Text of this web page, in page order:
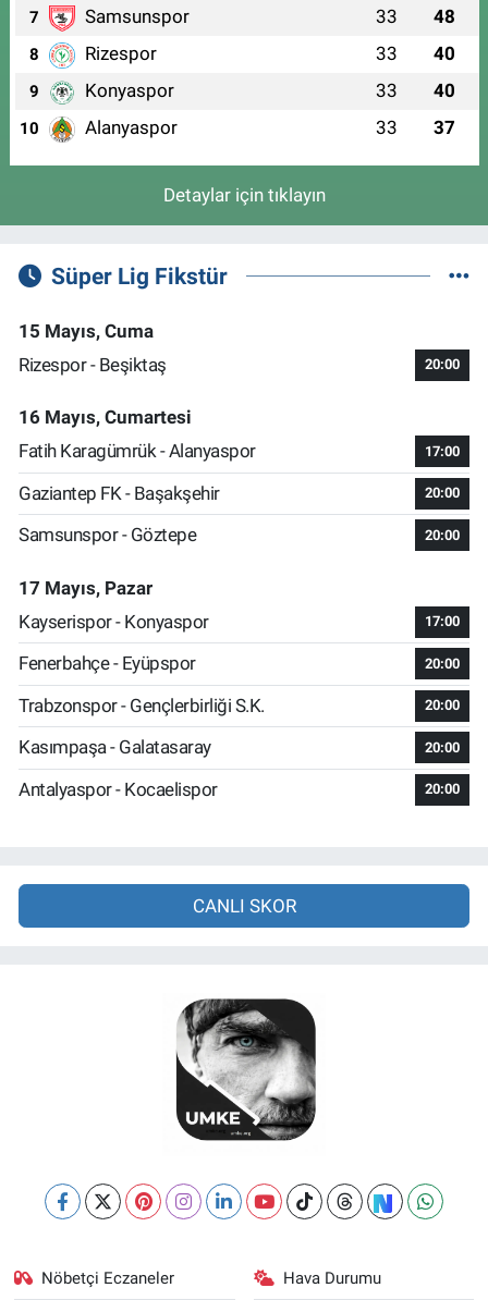
7 Samsunspor 33 48
8 Rizespor 33 40
9 Konyaspor 33 40
10 Alanyaspor 33 37
Detaylar için tıklayın
Süper Lig Fikstür
15 Mayıs, Cuma
Rizespor - Beşiktaş
20:00
16 Mayıs, Cumartesi
Fatih Karagümrük - Alanyaspor
17:00
Gaziantep FK - Başakşehir 20:00
Samsunspor - Göztepe 20:00
17 Mayıs, Pazar
Kayserispor - Konyaspor
17:00
Fenerbahçe - Eyüpspor 20:00
Trabzonspor - Gençlerbirliği S.K. 20:00
Kasımpaşa - Galatasaray 20:00
Antalyaspor - Kocaelispor 20:00
CANLI SKOR
Nöbetçi Eczaneler Hava Durumu